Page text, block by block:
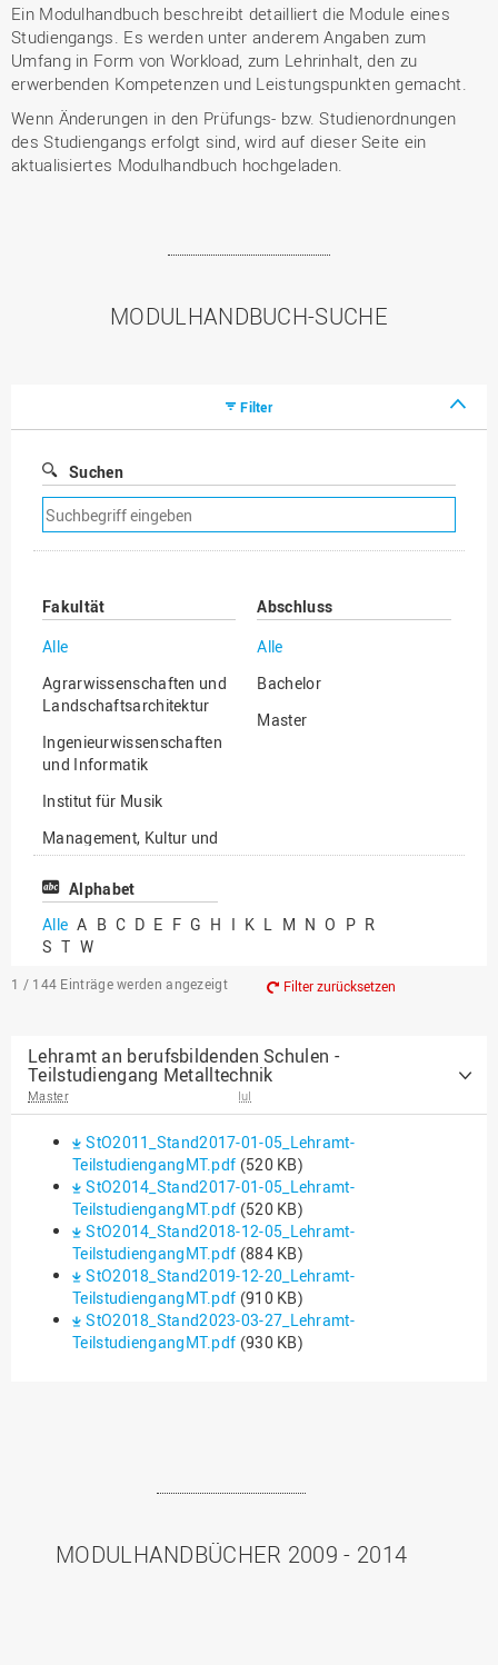
Ein Modulhandbuch beschreibt detailliert die Module eines
Studiengangs. Es werden unter anderem Angaben zum
Umfang in Form von Workload, zum Lehrinhalt, den zu
erwerbenden Kompetenzen und Leistungspunkten gemacht.
Wenn Änderungen in den Prüfungs- bzw. Studienordnungen
des Studiengangs erfolgt sind, wird auf dieser Seite ein
aktualisiertes Modulhandbuch hochgeladen.
MODULHANDBUCH-SUCHE
Filter
Suchen
Suchfilter
entfernen
Fakultät
Alle
Agrarwissenschaften und
Landschaftsarchitektur
Ingenieurwissenschaften
und Informatik
Institut für Musik
Management, Kultur und
Technik
Wirtschafts- und
Sozialwissenschaften
Abschluss
Alle
Bachelor
Master
Alphabet
Alle A B C D E F G H I K L M N O P R
S T W
1 / 144 Einträge werden angezeigt Filter zurücksetzen
Lehramt an berufsbildenden Schulen -
Teilstudiengang Metalltechnik
Master IuI
StO2011_Stand2017-01-05_Lehramt-
TeilstudiengangMT.pdf (520 KB)
StO2014_Stand2017-01-05_Lehramt-
TeilstudiengangMT.pdf (520 KB)
StO2014_Stand2018-12-05_Lehramt-
TeilstudiengangMT.pdf (884 KB)
StO2018_Stand2019-12-20_Lehramt-
TeilstudiengangMT.pdf (910 KB)
StO2018_Stand2023-03-27_Lehramt-
TeilstudiengangMT.pdf (930 KB)
MODULHANDBÜCHER 2009 - 2014